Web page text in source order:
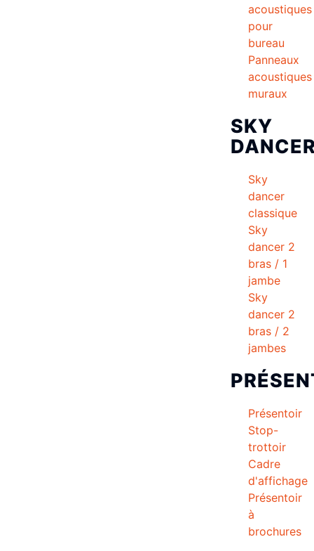
acoustiques
pour
bureau
Panneaux
acoustiques
muraux
SKY
Sky
dancer
classique
Sky
dancer 2
bras / 1
jambe
Sky
dancer 2
bras / 2
jambes
Présentoir
Stop-
trottoir
Cadre
d'affichage
Présentoir
à
brochures